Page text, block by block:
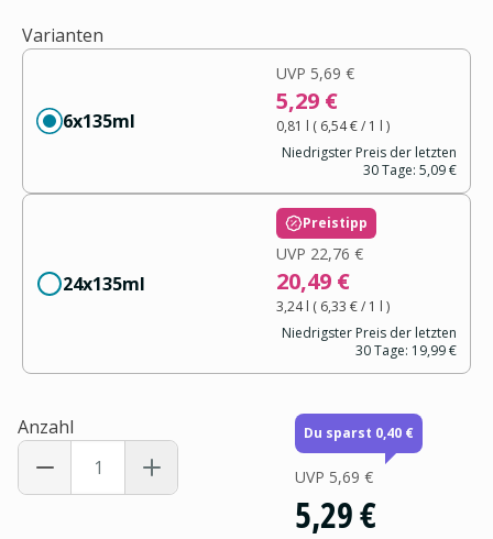
Varianten
6x135ml
UVP 5,69 €
5,29 €
0,81 l ( 6,54 €/ 1 l )
Niedrigster Preis der letzten
30 Tage: 5,09 €
24x135ml
Preistipp
UVP 22,76 €
20,49 €
3,24 l ( 6,33 €/ 1 l )
Niedrigster Preis der letzten
30 Tage: 19,99 €
Anzahl Du sparst 0,40 €
UVP 5,69 €
5,29 €